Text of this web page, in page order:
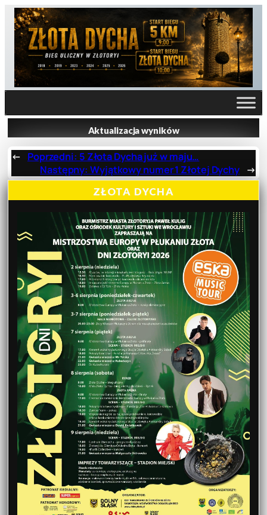
Aktualizacja wyników
← Poprzedni: 5 Złota Dycha już w maju…
Następny: Wyjątkowy numer 1 Złotej Dychy →
ZŁOTA DYCHA